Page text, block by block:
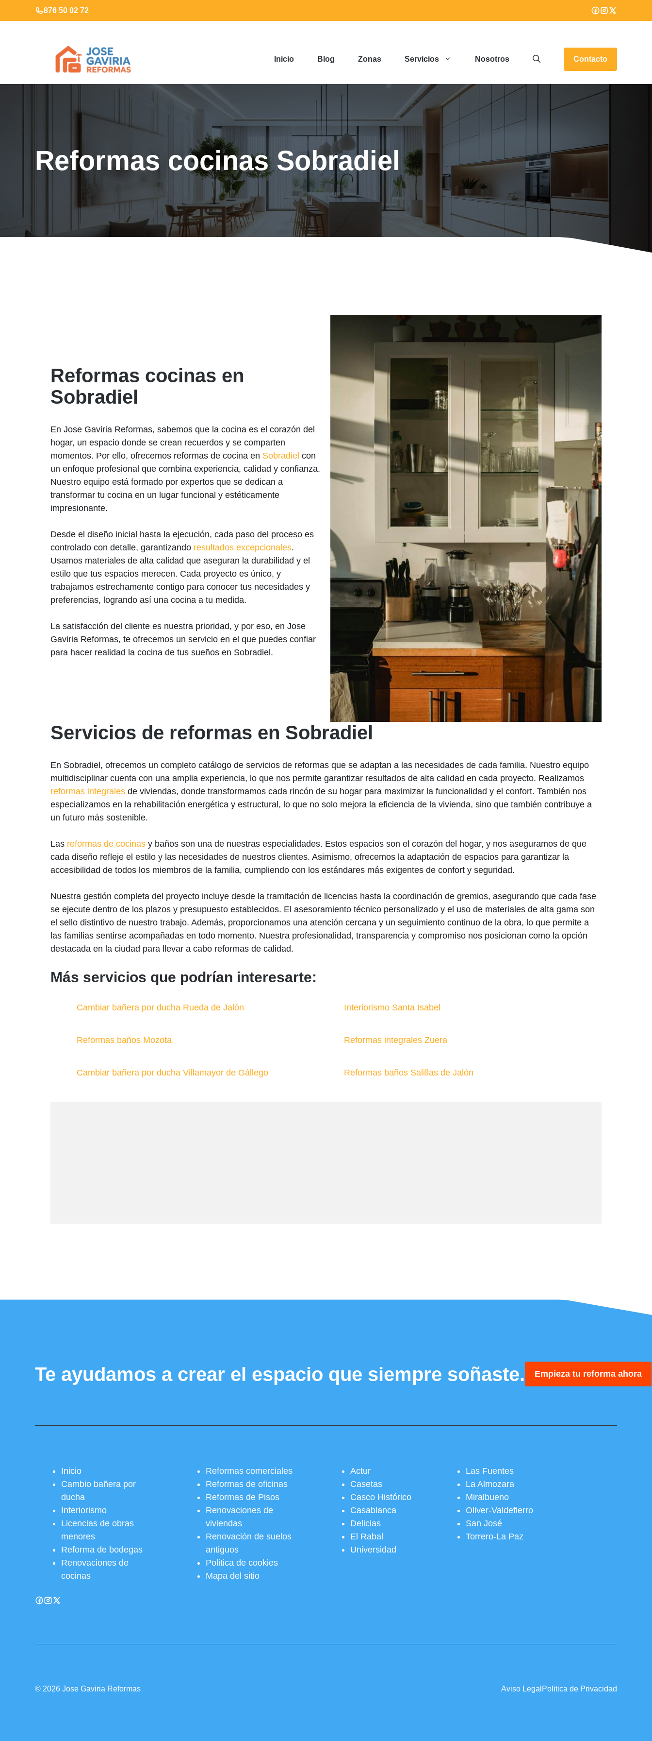
al
876 50 02 72
Inicio Blog Zonas Servicios Nosotros Contacto
Reformas cocinas Sobradiel
Reformas cocinas en
Sobradiel
En Jose Gaviria Reformas, sabemos que la cocina es el corazón del
hogar, un espacio donde se crean recuerdos y se comparten
momentos. Por ello, ofrecemos reformas de cocina en Sobradiel con
un enfoque profesional que combina experiencia, calidad y confianza.
Nuestro equipo está formado por expertos que se dedican a
transformar tu cocina en un lugar funcional y estéticamente
impresionante.
Desde el diseño inicial hasta la ejecución, cada paso del proceso es
controlado con detalle, garantizando resultados excepcionales.
Usamos materiales de alta calidad que aseguran la durabilidad y el
estilo que tus espacios merecen. Cada proyecto es único, y
trabajamos estrechamente contigo para conocer tus necesidades y
preferencias, logrando así una cocina a tu medida.
La satisfacción del cliente es nuestra prioridad, y por eso, en Jose
Gaviria Reformas, te ofrecemos un servicio en el que puedes confiar
para hacer realidad la cocina de tus sueños en Sobradiel.
Servicios de reformas en Sobradiel
En Sobradiel, ofrecemos un completo catálogo de servicios de reformas que se adaptan a las necesidades de cada familia. Nuestro equipo
multidisciplinar cuenta con una amplia experiencia, lo que nos permite garantizar resultados de alta calidad en cada proyecto. Realizamos
reformas integrales de viviendas, donde transformamos cada rincón de su hogar para maximizar la funcionalidad y el confort. También nos
especializamos en la rehabilitación energética y estructural, lo que no solo mejora la eficiencia de la vivienda, sino que también contribuye a
un futuro más sostenible.
Las reformas de cocinas y baños son una de nuestras especialidades. Estos espacios son el corazón del hogar, y nos aseguramos de que
cada diseño refleje el estilo y las necesidades de nuestros clientes. Asimismo, ofrecemos la adaptación de espacios para garantizar la
accesibilidad de todos los miembros de la familia, cumpliendo con los estándares más exigentes de confort y seguridad.
Nuestra gestión completa del proyecto incluye desde la tramitación de licencias hasta la coordinación de gremios, asegurando que cada fase
se ejecute dentro de los plazos y presupuesto establecidos. El asesoramiento técnico personalizado y el uso de materiales de alta gama son
el sello distintivo de nuestro trabajo. Además, proporcionamos una atención cercana y un seguimiento continuo de la obra, lo que permite a
las familias sentirse acompañadas en todo momento. Nuestra profesionalidad, transparencia y compromiso nos posicionan como la opción
destacada en la ciudad para llevar a cabo reformas de calidad.
Más servicios que podrían interesarte:
Cambiar bañera por ducha Rueda de Jalón Interiorismo Santa Isabel
Reformas baños Mozota Reformas integrales Zuera
Cambiar bañera por ducha Villamayor de Gállego Reformas baños Salillas de Jalón
Te ayudamos a crear el espacio que siempre soñaste. Empieza tu reforma ahora
Inicio
Cambio bañera por
ducha
Interiorismo
Licencias de obras
menores
Reforma de bodegas
Renovaciones de
cocinas
Reformas comerciales
Reformas de oficinas
Reformas de Pisos
Renovaciones de
viviendas
Renovación de suelos
antiguos
Politica de cookies
Mapa del sitio
Actur
Casetas
Casco Histórico
Casablanca
Delicias
El Rabal
Universidad
Las Fuentes
La Almozara
Miralbueno
Oliver-Valdefierro
San José
Torrero-La Paz
© 2026 Jose Gaviria Reformas Aviso Legal Politica de Privacidad